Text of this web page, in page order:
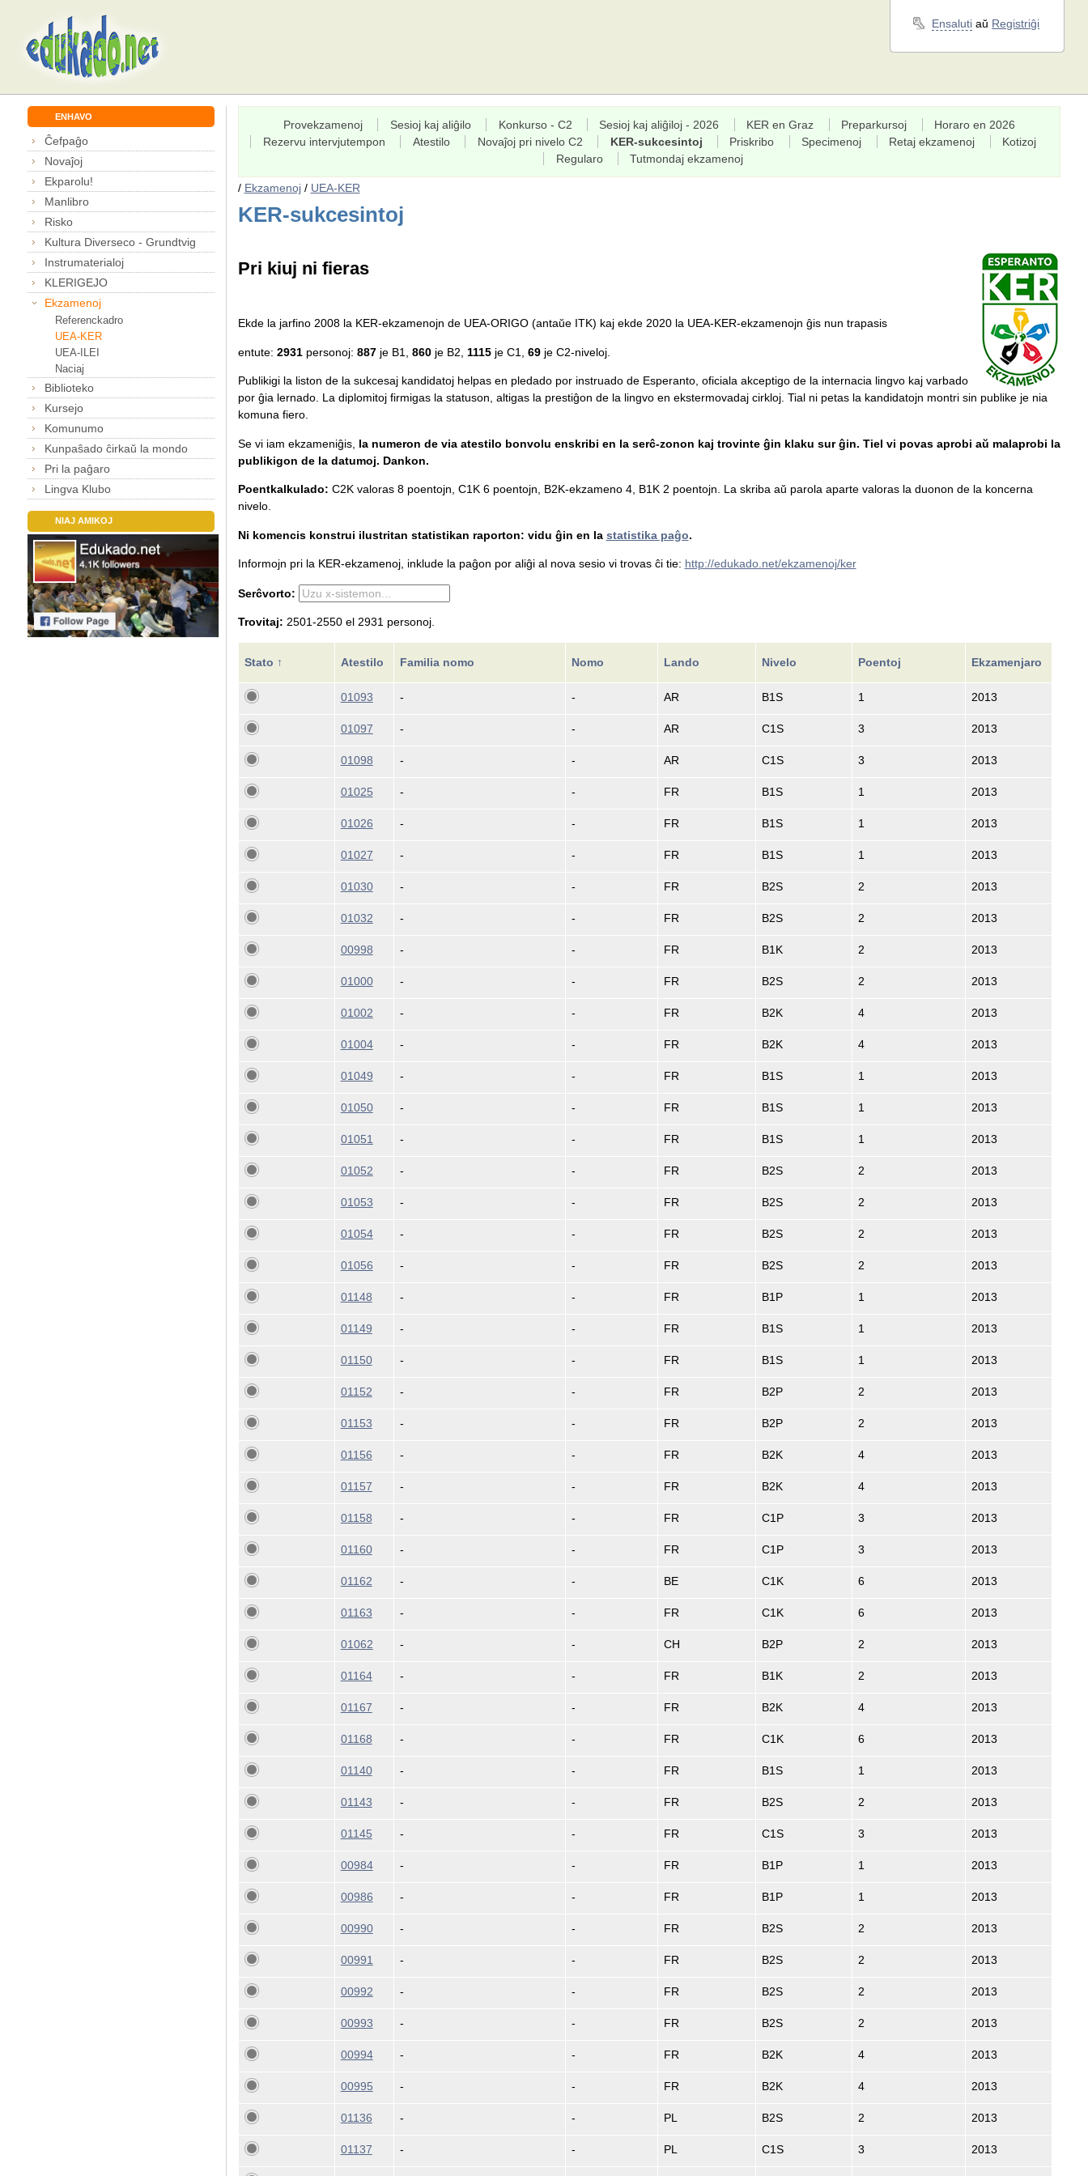
Ensaluti aŭ Registriĝi
ENHAVO
Ĉefpaĝo
Novaĵoj
Ekparolu!
Manlibro
Risko
Kultura Diverseco - Grundtvig
Instrumaterialoj
KLERIGEJO
Ekzamenoj
Referenckadro
UEA-KER
UEA-ILEI
Naciaj
Biblioteko
Kursejo
Komunumo
Kunpaŝado ĉirkaŭ la mondo
Pri la paĝaro
Lingva Klubo
NIAJ AMIKOJ
Provekzamenoj Sesioj kaj aliĝilo Konkurso - C2 Sesioj kaj aliĝiloj - 2026 KER en Graz Preparkursoj
Horaro en 2026
Rezervu intervjutempon
Atestilo Novaĵoj pri nivelo C2 KER-sukcesintoj Priskribo Specimenoj Retaj ekzamenoj
Kotizoj
Regularo
Tutmondaj ekzamenoj
/ Ekzamenoj/ UEA-KER
KER-sukcesintoj
Pri kiuj ni fieras
Ekde la jarfino 2008 la KER-ekzamenojn de UEA-ORIGO (antaŭe ITK) kaj ekde 2020 la UEA-KER-ekzamenojn ĝis nun trapasis
entute: 2931personoj: 887je B1, 860je B2, 1115je C1, 69je C2-niveloj.
Publikigi la liston de la sukcesaj kandidatoj helpas en pledado por instruado de Esperanto, oficiala akceptigo de la internacia lingvo kaj varbado
por ĝia lernado. La diplomitoj firmigas la statuson, altigas la prestiĝon de la lingvo en ekstermovadaj cirkloj. Tial ni petas la kandidatojn montri sin publike je nia
komuna fiero.
Se vi iam ekzameniĝis, la numeron de via atestilo bonvolu enskribi en la serĉ-zonon kaj trovinte ĝin klaku sur ĝin. Tiel vi povas aprobi aŭ malaprobi la
publikigon de la datumoj. Dankon.
Poentkalkulado: C2K valoras 8 poentojn, C1K 6 poentojn, B2K-ekzameno 4, B1K 2 poentojn. La skriba aŭ parola aparte valoras la duonon de la koncerna
nivelo.
Ni komencis konstrui ilustritan statistikan raporton: vidu ĝin en la statistika paĝo.
Informojn pri la KER-ekzamenoj, inklude la paĝon por aliĝi al nova sesio vi trovas ĉi tie: http://edukado.net/ekzamenoj/ker
Serĉvorto:
Trovitaj: 2501-2550 el 2931 personoj.
Stato ↑ Atestilo Familia nomo Nomo Lando Nivelo Poentoj Ekzamenjaro
01093 - - AR B1S 1 2013
01097 - - AR C1S 3 2013
01098 - - AR C1S 3 2013
01025 - - FR B1S 1 2013
01026 - - FR B1S 1 2013
01027 - - FR B1S 1 2013
01030 - - FR B2S 2 2013
01032 - - FR B2S 2 2013
00998 - - FR B1K 2 2013
01000 - - FR B2S 2 2013
01002 - - FR B2K 4 2013
01004 - - FR B2K 4 2013
01049 - - FR B1S 1 2013
01050 - - FR B1S 1 2013
01051 - - FR B1S 1 2013
01052 - - FR B2S 2 2013
01053 - - FR B2S 2 2013
01054 - - FR B2S 2 2013
01056 - - FR B2S 2 2013
01148 - - FR B1P 1 2013
01149 - - FR B1S 1 2013
01150 - - FR B1S 1 2013
01152 - - FR B2P 2 2013
01153 - - FR B2P 2 2013
01156 - - FR B2K 4 2013
01157 - - FR B2K 4 2013
01158 - - FR C1P 3 2013
01160 - - FR C1P 3 2013
01162 - - BE C1K 6 2013
01163 - - FR C1K 6 2013
01062 - - CH B2P 2 2013
01164 - - FR B1K 2 2013
01167 - - FR B2K 4 2013
01168 - - FR C1K 6 2013
01140 - - FR B1S 1 2013
01143 - - FR B2S 2 2013
01145 - - FR C1S 3 2013
00984 - - FR B1P 1 2013
00986 - - FR B1P 1 2013
00990 - - FR B2S 2 2013
00991 - - FR B2S 2 2013
00992 - - FR B2S 2 2013
00993 - - FR B2S 2 2013
00994 - - FR B2K 4 2013
00995 - - FR B2K 4 2013
01136 - - PL B2S 2 2013
01137 - - PL C1S 3 2013